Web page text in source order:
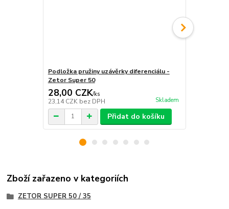
Podložka pružiny uzávěrky diferenciálu -
Zetor Super 50
28,00 CZK/ks
23,14 CZK bez DPH Skladem
Přidat do košíku
Zboží zařazeno v kategoriích
ZETOR SUPER 50 / 35